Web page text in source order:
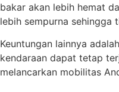
bakar akan lebih hemat
lebih sempurna sehingga
Keuntungan lainnya
kendaraan dapat tetap
melancarkan mobilitas